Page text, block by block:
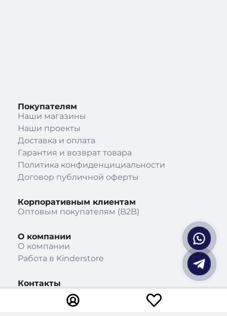
Покупателям
Наши магазины
Наши проекты
Доставка и оплата
Гарантия и возврат товара
Политика конфиденцициальности
Договор публичной оферты
Корпоративным клиентам
Оптовым покупателям (B2B)
О компании
О компании
Работа в Kinderstore
Контакты
10:00-20:00, ежедневно